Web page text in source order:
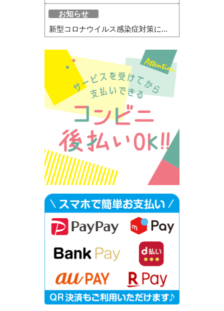
お知らせ
新型コロナウイルス感染症対策に...